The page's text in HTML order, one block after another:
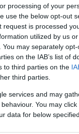
processing of your
use the below opt-out
is processed
utilized by us
may separately
on the IAB’s list of
to third parties on the
third parties.
services and may
You may
data for below
σχέσεων
καλλιτέχνη
καλά
πλευράς